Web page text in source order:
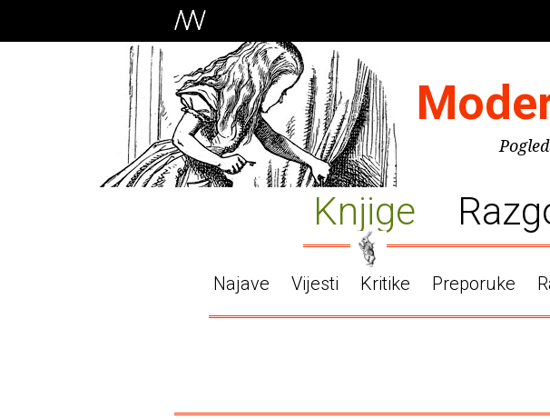
Knjige
Najave Vijesti Kritike Preporuke